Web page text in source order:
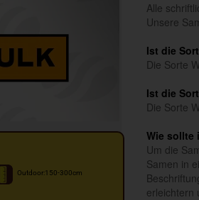
Outdoor:150-300cm
Alle
Unsere
Ist die
Die Sorte
Ist die
Die Sorte
Wie sollte
Um die
Samen in
erleichtern